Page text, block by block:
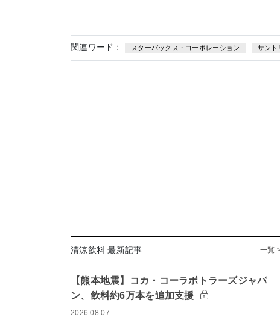
関連ワード： スターバックス・コーポレーション サント
清涼飲料 最新記事 一覧
【熊本地震】コカ・コーラボトラーズジャパ
ン、飲料約6万本を追加支援
2026.08.07